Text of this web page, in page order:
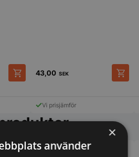
43,00 SEK
Vi prisjämför
×
använder